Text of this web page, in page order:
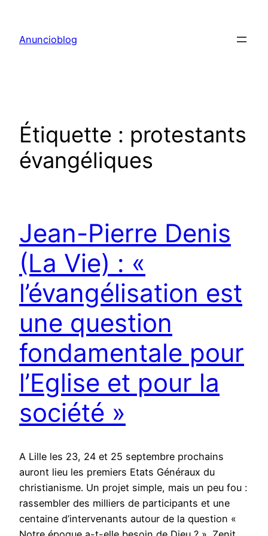
contenu
Anuncioblog
Étiquette : protestants
évangéliques
Jean-Pierre Denis
(La Vie) : «
l’évangélisation est
une question
fondamentale pour
l’Eglise et pour la
société »
A Lille les 23, 24 et 25 septembre prochains
auront lieu les premiers Etats Généraux du
christianisme. Un projet simple, mais un peu fou :
rassembler des milliers de participants et une
centaine d’intervenants autour de la question «